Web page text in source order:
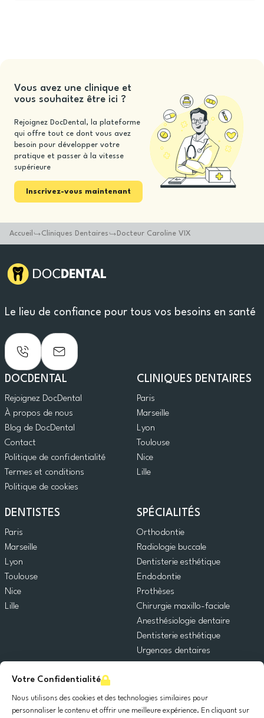
Votre Confidentialité
Nous utilisons des cookies et des technologies similaires pour
personnaliser le contenu et offrir une meilleure expérience. En cliquant sur
Vous avez une clinique et
vous souhaitez être ici ?
Rejoignez DocDental, la plateforme
qui offre tout ce dont vous avez
besoin pour développer votre
pratique et passer à la vitesse
supérieure
Inscrivez-vous maintenant
Accueil Cliniques Dentaires Docteur Caroline VIX
Le lieu de confiance pour tous vos besoins en santé
DOCDENTAL
Rejoignez DocDental
À propos de nous
Blog de DocDental
Contact
Politique de confidentialité
Termes et conditions
Politique de cookies
CLINIQUES DENTAIRES
Paris
Marseille
Lyon
Toulouse
Nice
Lille
DENTISTES
Paris
Marseille
Lyon
Toulouse
Nice
Lille
SPÉCIALITÉS
Orthodontie
Radiologie buccale
Dentisterie esthétique
Endodontie
Prothèses
Chirurgie maxillo-faciale
Anesthésiologie dentaire
Dentisterie esthétique
Urgences dentaires
Chirurgie orale
Implantologie dentaire